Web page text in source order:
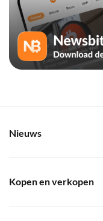
Nieuws
Kopen en verkopen